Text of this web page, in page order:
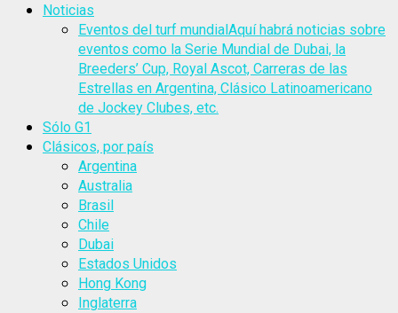
Noticias
Eventos del turf mundialAquí habrá noticias sobre
eventos como la Serie Mundial de Dubai, la
Breeders’ Cup, Royal Ascot, Carreras de las
Estrellas en Argentina, Clásico Latinoamericano
de Jockey Clubes, etc.
Sólo G1
Clásicos, por país
Argentina
Australia
Brasil
Chile
Dubai
Estados Unidos
Hong Kong
Inglaterra